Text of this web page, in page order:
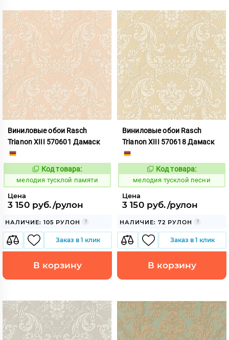
Виниловые обои Rasch
Trianon XIII 570601 Дамаск
966443
Код товара:
мелодия тусклой памяти
Цена
3 150 руб./рулон
НАЛИЧИЕ: 105 РУЛОН
Заказ в 1 клик
В корзину
Виниловые обои Rasch
Trianon XIII 570618 Дамаск
966444
Код товара:
мелодия тусклой песни
Цена
3 150 руб./рулон
НАЛИЧИЕ: 72 РУЛОН
Заказ в 1 клик
В корзину